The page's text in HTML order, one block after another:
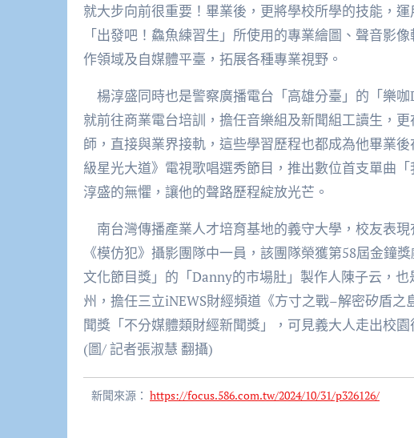
就大步向前很重要！畢業後，更將學校所學的技能，
「出發吧！鱻魚練習生」所使用的專業繪圖、聲音影
作領域及自媒體平臺，拓展各種專業視野。
楊淳盛同時也是警察廣播電台「高雄分臺」的「樂咖
就前往商業電台培訓，擔任音樂組及新聞組工讀生，
師，直接與業界接軌，這些學習歷程也都成為他畢業
級星光大道》電視歌唱選秀節目，推出數位首支單曲
淳盛的無懼，讓他的聲路歷程綻放光芒。
南台灣傳播產業人才培育基地的義守大學，校友表
《模仿犯》攝影團隊中一員，該團隊榮獲第58屆金鐘
文化節目獎」的「Danny的市場肚」製作人陳子云，
州，擔任三立iNEWS財經頻道《方寸之戰–解密矽盾
聞獎「不分媒體類財經新聞獎」，可見義大人走出校
(圖/ 記者張淑慧 翻攝)
新聞來源： https://focus.586.com.tw/2024/10/31/p326126/